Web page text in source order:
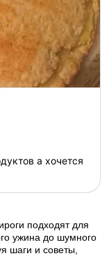
а хочется
подходят для
ужина до шумного
шаги и советы,